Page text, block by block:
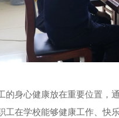
的身心健康放在重要位置，
在学校能够健康工作、快